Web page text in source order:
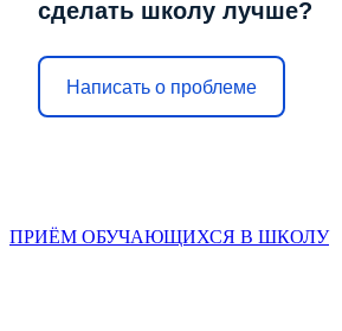
сделать школу лучше?
Написать о проблеме
ПРИЁМ ОБУЧАЮЩИХСЯ В ШКОЛУ